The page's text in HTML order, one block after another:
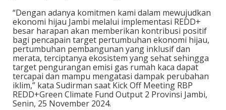
“Dengan adanya komitmen kami dalam mewujudkan
ekonomi hijau Jambi melalui implementasi REDD+
besar harapan akan memberikan kontribusi positif
bagi pencapain target pertumbuhan ekonomi hijau,
pertumbuhan pembangunan yang inklusif dan
merata, terciptanya ekosistem yang sehat sehingga
target pengurangan emisi gas rumah kaca dapat
tercapai dan mampu mengatasi dampak perubahan
iklim,” kata Sudirman saat Kick Off Meeting RBP
REDD+Green Climate Fund Output 2 Provinsi Jambi,
Senin, 25 November 2024.